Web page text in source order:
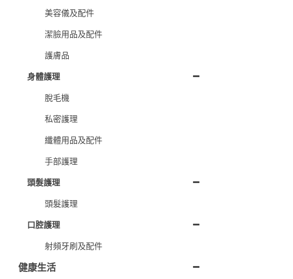
美容儀及配件
潔臉用品及配件
護膚品
身體護理
脫毛機
私密護理
纖體用品及配件
手部護理
頭髮護理
頭髮護理
口腔護理
射頻牙刷及配件
健康生活